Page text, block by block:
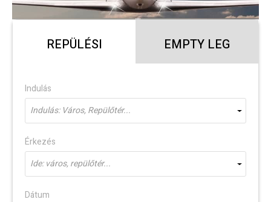
REPÜLÉSI EMPTY LEG
Indulás
Indulás: Város, Repülőtér...
Érkezés
Ide: város, repülőtér...
Dátum